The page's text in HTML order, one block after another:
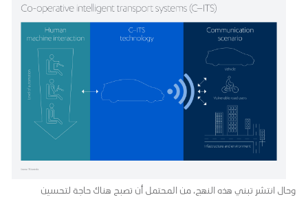
وحال انتشر تبني هذه النهج، من المحتمل أن تصبح هناك حاجة لتحسين